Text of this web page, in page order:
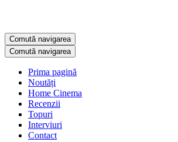
Comută navigarea
Comută navigarea
Prima pagină
Noutăți
Home Cinema
Recenzii
Topuri
Interviuri
Contact